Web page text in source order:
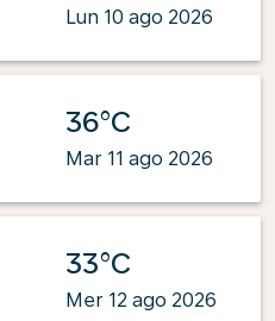
Lun 10 ago 2026
36°C
Mar 11 ago 2026
33°C
Mer 12 ago 2026